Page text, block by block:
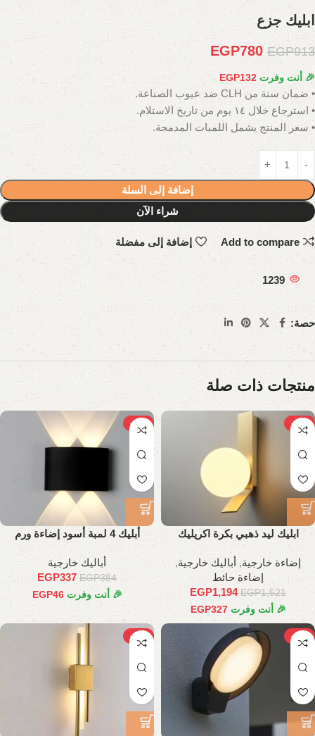
ابليك جزع
EGP913
EGP780
🎉 أنت وفرت EGP132
• ضمان سنة من CLH ضد عيوب الصناعة.
• استرجاع خلال ١٤ يوم من تاريخ الاستلام.
• سعر المنتج يشمل اللمبات المدمجة.
إضافة إلى السلة
شراء الآن
Add to compare إضافة إلى مفضلة
1239
حصة:
منتجات ذات صلة
-21%
ابليك ليد ذهبي بكرة اكريليك
إضاءة خارجية, أباليك خارجية,
إضاءة حائط
EGP1,521
EGP1,194
🎉 أنت وفرت EGP327
-12%
أبليك 4 لمبة أسود إضاءة ورم
أباليك خارجية
EGP384
EGP337
🎉 أنت وفرت EGP46
-19%
-27%